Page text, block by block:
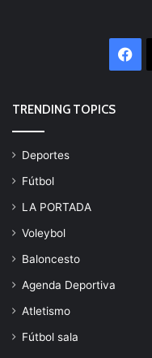
TRENDING TOPICS
Deportes
Fútbol
LA PORTADA
Voleybol
Baloncesto
Agenda Deportiva
Atletismo
Fútbol sala